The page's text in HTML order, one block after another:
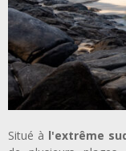
Situé à l'extrême